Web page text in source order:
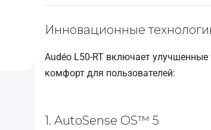
Инновационные
Audéo L50-RT включает
комфорт для пользователей:
1. AutoSense OS™ 5